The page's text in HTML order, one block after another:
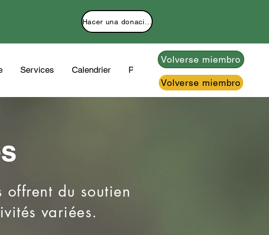
Hacer una donación
Services Calendrier Plus
Volverse miembro
Volverse miembro
offrent du soutien
variées.